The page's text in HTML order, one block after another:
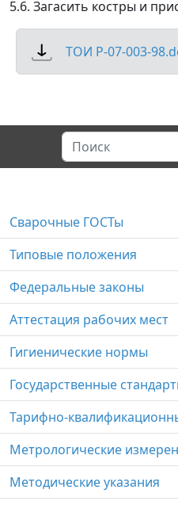
5.6. Загасить костры и
ТОИ Р-07-003-
Сварочные ГОСТы
Типовые положения
Федеральные законы
Аттестация рабочих мест
Гигиенические нормы
Государственные
Тарифно-
Метрологические
Методические указания